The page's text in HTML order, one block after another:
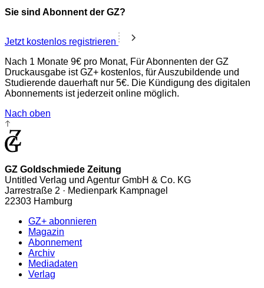
Sie sind Abonnent der GZ?
Jetzt kostenlos registrieren
Nach 1 Monate 9€ pro Monat, Für Abonnenten der GZ
Druckausgabe ist GZ+ kostenlos, für Auszubildende und
Studierende dauerhaft nur 5€. Die Kündigung des digitalen
Abonnements ist jederzeit online möglich.
Nach oben
GZ Goldschmiede Zeitung
Untitled Verlag und Agentur GmbH & Co. KG
Jarrestraße 2 · Medienpark Kampnagel
22303 Hamburg
GZ+ abonnieren
Magazin
Abonnement
Archiv
Mediadaten
Verlag